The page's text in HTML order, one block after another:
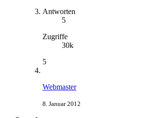
Antworten
5
Zugriffe
30k
5
Webmaster
8. Januar 2012